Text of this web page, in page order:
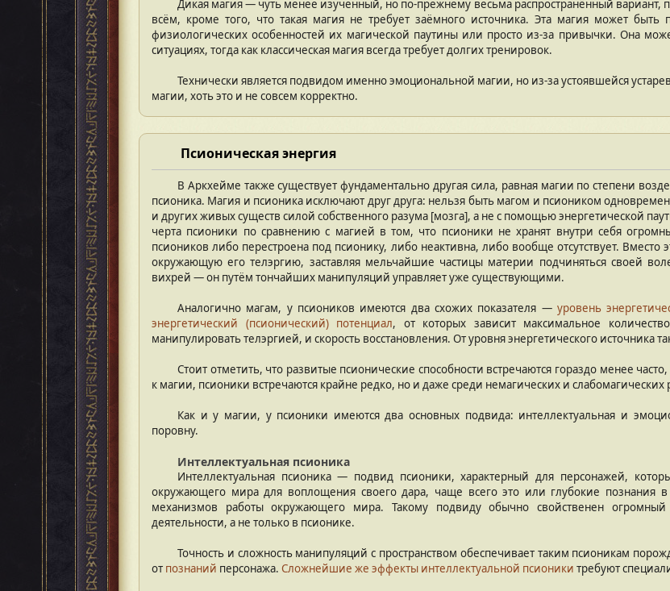
Дикая магия — чуть менее изученный, но по-прежнему весьма распространённый
всём, кроме того, что такая магия не требует заёмного источника. Эта магия может
физиологических особенностей их магической паутины или просто из-за привычки. Она
ситуациях, тогда как классическая магия всегда требует долгих тренировок.
Технически является подвидом именно эмоциональной магии, но из-за устоявшейся
магии, хоть это и не совсем корректно.
Псионическая энергия
В Аркхейме также существует фундаментально другая сила, равная магии по степени
псионика. Магия и псионика исключают друг друга: нельзя быть магом и псиоником
и других живых существ силой собственного разума [мозга], а не с помощью энергетической
черта псионики по сравнению с магией в том, что псионики не хранят внутри себя
псиоников либо перестроена под псионику, либо неактивна, либо вообще отсутствует. Вместо
окружающую его телэргию, заставляя мельчайшие частицы материи подчиняться своей
вихрей — он путём тончайших манипуляций управляет уже существующими.
Аналогично магам, у псиоников имеются два схожих показателя — уровень
энергетический (псионический) потенциал, от которых зависит максимальное
манипулировать телэргией, и скорость восстановления. От уровня энергетического источника
Стоит отметить, что развитые псионические способности встречаются гораздо менее
к магии, псионики встречаются крайне редко, но и даже среди немагических и слабомагических
Как и у магии, у псионики имеются два основных подвида: интеллектуальная и
поровну.
Интеллектуальная псионика
Интеллектуальная псионика — подвид псионики, характерный для персонажей,
окружающего мира для воплощения своего дара, чаще всего это или глубокие познания
механизмов работы окружающего мира. Такому подвиду обычно свойственен
деятельности, а не только в псионике.
Точность и сложность манипуляций с пространством обеспечивает таким псионикам
от познаний персонажа. Сложнейшие же эффекты интеллектуальной псионики требуют